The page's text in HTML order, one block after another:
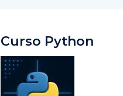
Curso Python